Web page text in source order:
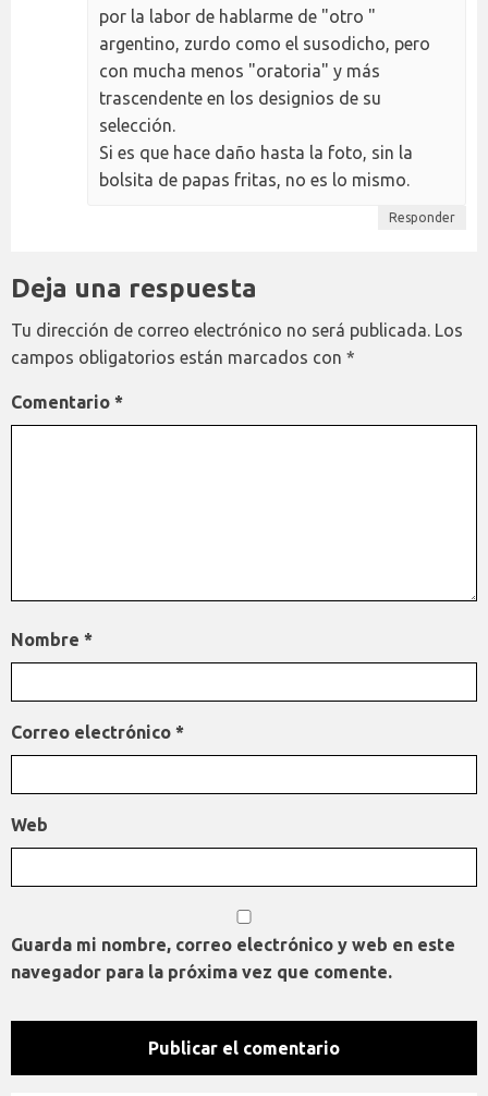
por la labor de hablarme de "otro "
argentino, zurdo como el susodicho, pero
con mucha menos "oratoria" y más
trascendente en los designios de su
selección.
Si es que hace daño hasta la foto, sin la
bolsita de papas fritas, no es lo mismo.
Responder
Deja una respuesta
Tu dirección de correo electrónico no será publicada. Los
campos obligatorios están marcados con *
Comentario *
Nombre *
Correo electrónico *
Web
Guarda mi nombre, correo electrónico y web en este
navegador para la próxima vez que comente.